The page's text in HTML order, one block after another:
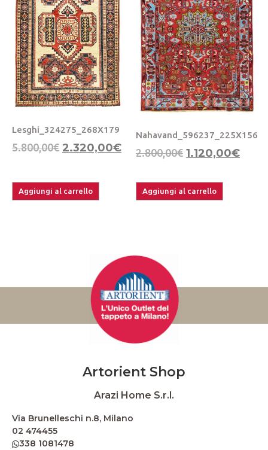
Lesghi_324275_268X179
5.800,00€ 2.320,00€
Aggiungi al carrello
Nahavand_596237_225X156
2.800,00€ 1.120,00€
Aggiungi al carrello
Artorient Shop
Arazi Home S.r.l.
Via Brunelleschi n.8, Milano
02 474455
338 1081478